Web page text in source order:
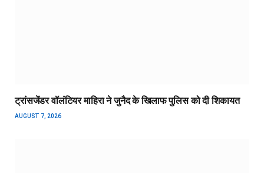
ट्रांसजेंडर वॉलंटियर माहिरा ने जुनैद के खिलाफ पुलिस को दी शिकायत
AUGUST 7, 2026